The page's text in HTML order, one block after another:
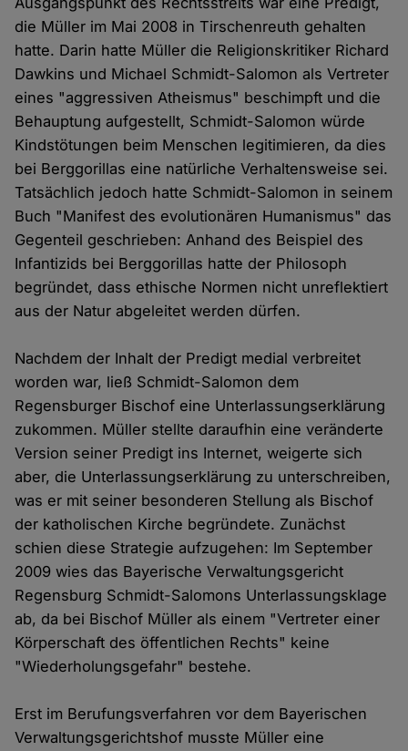
die Müller im Mai 2008 in Tirschenreuth gehalten
hatte. Darin hatte Müller die Religionskritiker Richard
Dawkins und Michael Schmidt-Salomon als Vertreter
eines "aggressiven Atheismus" beschimpft und die
Behauptung aufgestellt, Schmidt-Salomon würde
Kindstötungen beim Menschen legitimieren, da dies
bei Berggorillas eine natürliche Verhaltensweise sei.
Tatsächlich jedoch hatte Schmidt-Salomon in seinem
Buch "Manifest des evolutionären Humanismus" das
Gegenteil geschrieben: Anhand des Beispiel des
Infantizids bei Berggorillas hatte der Philosoph
begründet, dass ethische Normen nicht unreflektiert
aus der Natur abgeleitet werden dürfen.
Nachdem der Inhalt der Predigt medial verbreitet
worden war, ließ Schmidt-Salomon dem
Regensburger Bischof eine Unterlassungserklärung
zukommen. Müller stellte daraufhin eine veränderte
Version seiner Predigt ins Internet, weigerte sich
aber, die Unterlassungserklärung zu unterschreiben,
was er mit seiner besonderen Stellung als Bischof
der katholischen Kirche begründete. Zunächst
schien diese Strategie aufzugehen: Im September
2009 wies das Bayerische Verwaltungsgericht
Regensburg Schmidt-Salomons Unterlassungsklage
ab, da bei Bischof Müller als einem "Vertreter einer
Körperschaft des öffentlichen Rechts" keine
"Wiederholungsgefahr" bestehe.
Erst im Berufungsverfahren vor dem Bayerischen
Verwaltungsgerichtshof musste Müller eine